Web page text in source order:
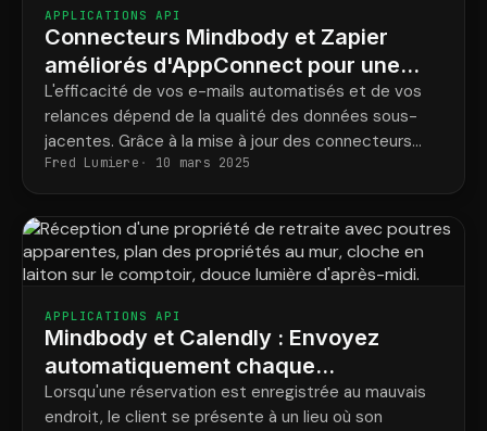
APPLICATIONS API
Connecteurs Mindbody et Zapier
améliorés d'AppConnect pour une
automatisation de studio plus
intelligente
L'efficacité de vos e-mails automatisés et de vos
relances dépend de la qualité des données sous-
jacentes. Grâce à la mise à jour des connecteurs
Mindbody d'AppConnect, vous disposez désormais
de toutes les informations nécessaires sur vos
clients et leurs réservations pour personnaliser
chaque message.
Fred Lumiere 10 mars 2025
APPLICATIONS API
Mindbody et Calendly : Envoyez
automatiquement chaque
consultation au spa approprié
Lorsqu'une réservation est enregistrée au mauvais
endroit, le client se présente à un lieu où son